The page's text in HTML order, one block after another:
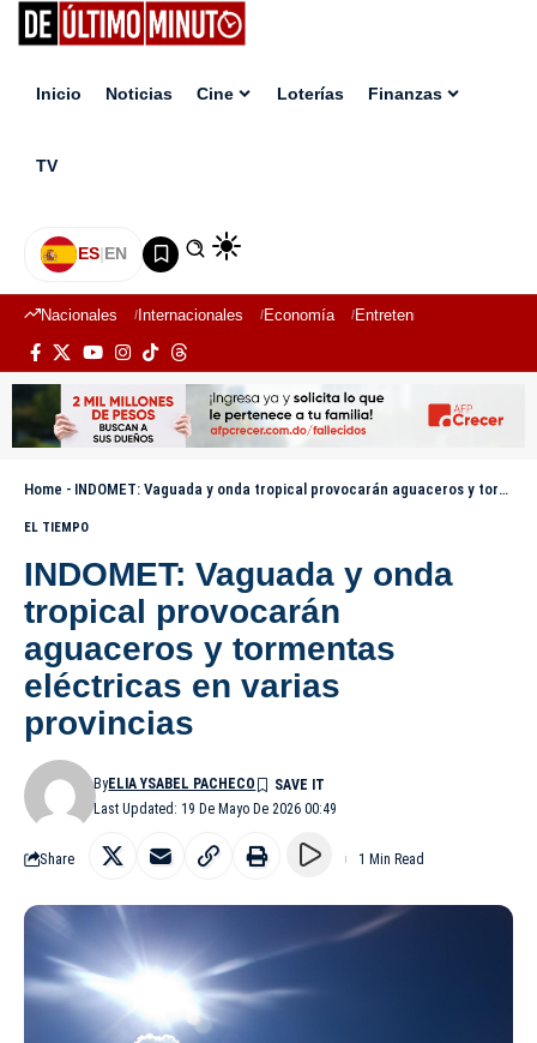
Inicio Noticias Cine Loterías Finanzas
TV
ES|EN
Nacionales Internacionales Economía Entretenimiento
Home - INDOMET: Vaguada y onda tropical provocarán aguaceros y tormentas eléctricas en varias provincias
EL TIEMPO
INDOMET: Vaguada y onda
tropical provocarán
aguaceros y tormentas
eléctricas en varias
provincias
Last Updated: 19 De Mayo De 2026 00:49
ByELIA YSABEL PACHECO
Share 1 Min Read